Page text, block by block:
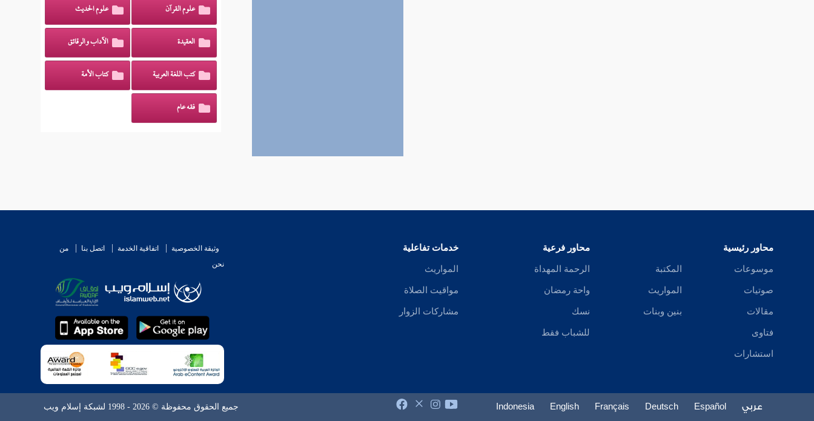
علوم القرآن علوم الحديث
العقيدة الآداب والرقائق
كتب اللغة العربية كتاب الأمة
فقه عام
محاور رئيسية
موسوعات
صوتيات
مقالات
فتاوى
استشارات
المكتبة
المواريث
بنين وبنات
محاور فرعية
الرحمة المهداة
واحة رمضان
نسك
للشباب فقط
خدمات تفاعلية
المواريث
مواقيت الصلاة
مشاركات الزوار
وثيقة الخصوصية اتفاقية الخدمة اتصل بنا
من
نحن
عربي Español
Deutsch
Français
English
Indonesia جميع الحقوق محفوظة © 2026 - 1998 لشبكة إسلام ويب